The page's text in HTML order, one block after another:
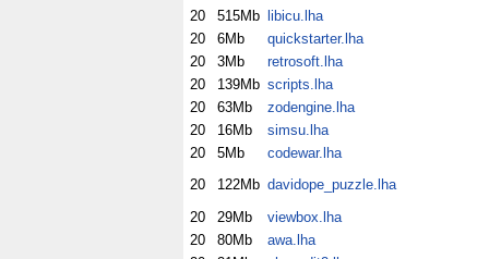
20
515Mb
libicu.lha
20
6Mb
quickstarter.lha
20
3Mb
retrosoft.lha
20
139Mb scripts.lha
20
63Mb
zodengine.lha
20
16Mb
simsu.lha
20
5Mb
codewar.lha
20
122Mb davidope_puzzle.lha
20
29Mb
viewbox.lha
20
80Mb
awa.lha